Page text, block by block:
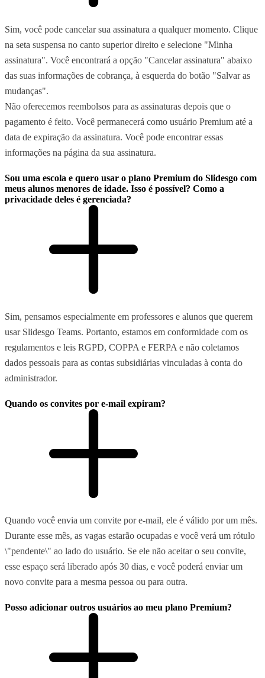
Sim, você pode cancelar sua assinatura a qualquer momento. Clique
na seta suspensa no canto superior direito e selecione "Minha
assinatura". Você encontrará a opção "Cancelar assinatura" abaixo
das suas informações de cobrança, à esquerda do botão "Salvar as
mudanças".
Não oferecemos reembolsos para as assinaturas depois que o
pagamento é feito. Você permanecerá como usuário Premium até a
data de expiração da assinatura. Você pode encontrar essas
informações na página da sua assinatura.
Sou uma escola e quero usar o plano Premium do Slidesgo com
meus alunos menores de idade. Isso é possível? Como a
privacidade deles é gerenciada?
Sim, pensamos especialmente em professores e alunos que querem
usar Slidesgo Teams. Portanto, estamos em conformidade com os
regulamentos e leis RGPD, COPPA e FERPA e não coletamos
dados pessoais para as contas subsidiárias vinculadas à conta do
administrador.
Quando os convites por e-mail expiram?
Quando você envia um convite por e-mail, ele é válido por um mês.
Durante esse mês, as vagas estarão ocupadas e você verá um rótulo
\"pendente\" ao lado do usuário. Se ele não aceitar o seu convite,
esse espaço será liberado após 30 dias, e você poderá enviar um
novo convite para a mesma pessoa ou para outra.
Posso adicionar outros usuários ao meu plano Premium?